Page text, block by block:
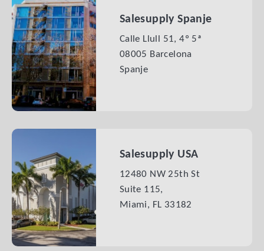
Salesupply Spanje
Calle Llull 51, 4º 5ª
08005 Barcelona
Spanje
Salesupply USA
12480 NW 25th St
Suite 115,
Miami, FL 33182